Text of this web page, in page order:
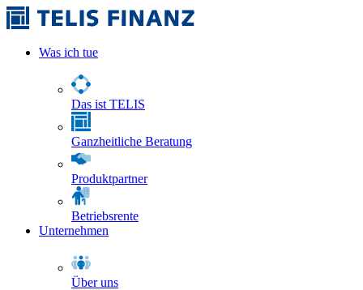
Was ich tue
Das ist TELIS
Ganzheitliche Beratung
Produktpartner
Betriebsrente
Unternehmen
Über uns